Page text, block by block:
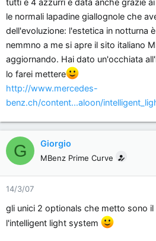
tutti e 4 azzurri è data anche grazie
le normali lapadine giallognole che
dell'evoluzione: l'estetica in notturna
nemmno a me si apre il sito italiano
aggiornando. Hai dato un'occhiata
lo farei mettere
http://www.mercedes-
benz.ch/content...aloon/
G Giorgio
MBenz Prime Curve
14/3/07
gli unici 2 optionals che metto sono
l'intelligent light system